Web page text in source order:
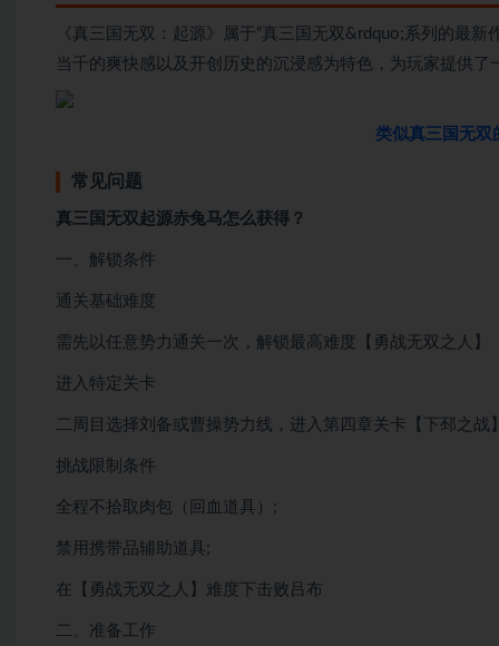
《真三国无双：起源》属于“真三国无双&rdquo;系列的最
当千的爽快感以及开创历史的沉浸感为特色，为玩家提供了
类似真三国无双
常见问题
真三国无双起源赤兔马怎么获得？
一、解锁条件
​通关基础难度
需先以任意势力通关一次，解锁最高难度【勇战无双之人】
​进入特定关卡
二周目选择刘备或曹操势力线，进入第四章关卡【下邳之战
​挑战限制条件
全程不拾取肉包​（回血道具）;
​禁用携带品辅助道具;
在【勇战无双之人】难度下击败吕布
​二、准备工作